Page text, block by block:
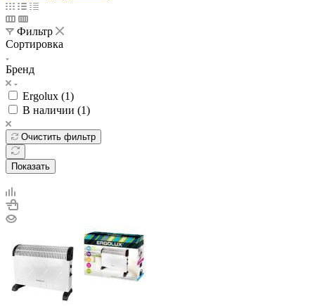
Фильтр
Сортировка
Бренд
Ergolux (1)
В наличии (1)
Очистить фильтр
Показать